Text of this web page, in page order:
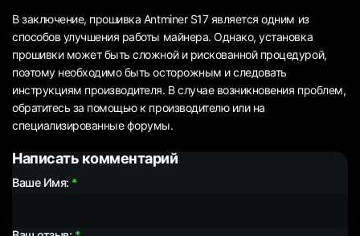
В заключение, прошивка Antminer S17 является одним из
способов улучшения работы майнера. Однако, установка
прошивки может быть сложной и рискованной процедурой,
поэтому необходимо быть осторожным и следовать
инструкциям производителя. В случае возникновения проблем,
обратитесь за помощью к производителю или на
специализированные форумы.
Написать комментарий
Ваше Имя: